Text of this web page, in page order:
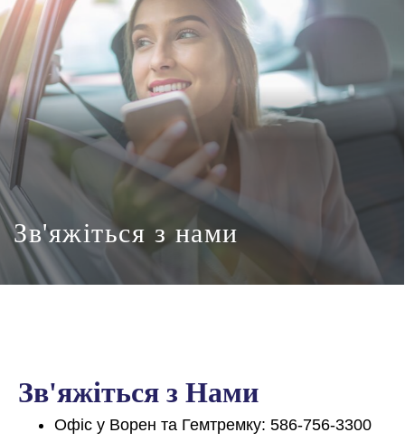
Зв'яжіться з нами
Зв'яжіться з Нами
Офіс у Ворен та Гемтремку: 586-756-3300